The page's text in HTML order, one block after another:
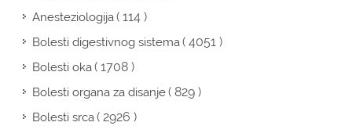
Anesteziologija( 114 )
Bolesti digestivnog sistema( 4051 )
Bolesti oka( 1708 )
Bolesti organa za disanje( 829 )
Bolesti srca( 2926 )